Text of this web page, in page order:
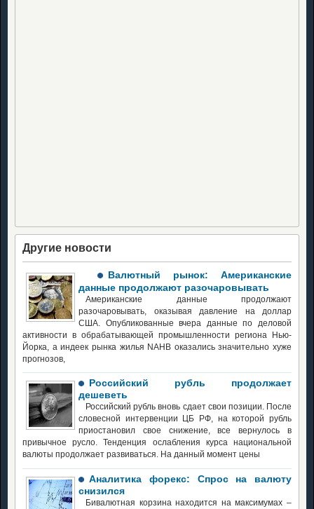
Другие новости
Валютный рынок: Американские
данные продолжают разочаровывать
Американские данные продолжают
разочаровывать, оказывая давление на доллар
США. Опубликованные вчера данные по деловой
активности в обрабатывающей промышленности региона Нью-
Йорка, а индеек рынка жилья NAHB оказались значительно хуже
прогнозов,
Российский рубль продолжает
дешеветь
Российский рубль вновь сдает свои позиции. После
словесной интервенции ЦБ РФ, на которой рубль
приостановил свое снижение, все вернулось в
привычное русло. Тенденция ослабления курса национальной
валюты продолжает развиваться. На данный момент цены
Аналитика форекс: Спрос на валюту
снизился
Бивалютная корзина находится на максимумах –